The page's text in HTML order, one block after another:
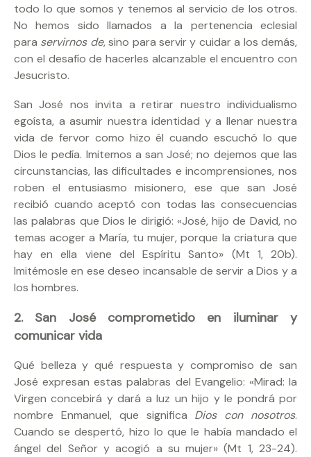
todo lo que somos y tenemos al servicio de los otros.
No hemos sido llamados a la pertenencia eclesial
para servirnos de, sino para servir y cuidar a los demás,
con el desafío de hacerles alcanzable el encuentro con
Jesucristo.
San José nos invita a retirar nuestro individualismo
egoísta, a asumir nuestra identidad y a llenar nuestra
vida de fervor como hizo él cuando escuchó lo que
Dios le pedía. Imitemos a san José; no dejemos que las
circunstancias, las dificultades e incomprensiones, nos
roben el entusiasmo misionero, ese que san José
recibió cuando aceptó con todas las consecuencias
las palabras que Dios le dirigió: «José, hijo de David, no
temas acoger a María, tu mujer, porque la criatura que
hay en ella viene del Espíritu Santo» (Mt 1, 20b).
Imitémosle en ese deseo incansable de servir a Dios y a
los hombres.
2. San José comprometido en iluminar y
comunicar vida
Qué belleza y qué respuesta y compromiso de san
José expresan estas palabras del Evangelio: «Mirad: la
Virgen concebirá y dará a luz un hijo y le pondrá por
nombre Enmanuel, que significa Dios con nosotros.
Cuando se despertó, hizo lo que le había mandado el
ángel del Señor y acogió a su mujer» (Mt 1, 23-24).